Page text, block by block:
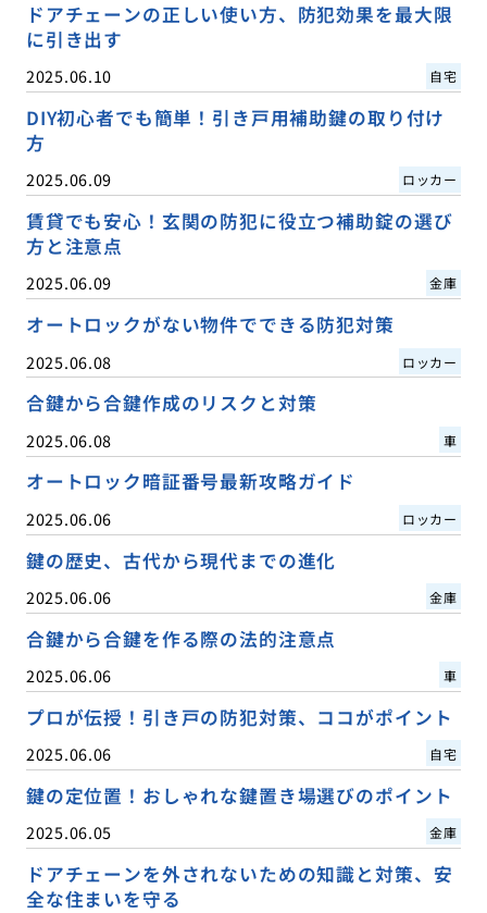
ドアチェーンの正しい使い方、防犯効果を最大限
に引き出す
2025.06.10 自宅
DIY初心者でも簡単！引き戸用補助鍵の取り付け
方
2025.06.09 ロッカー
賃貸でも安心！玄関の防犯に役立つ補助錠の選び
方と注意点
2025.06.09 金庫
オートロックがない物件でできる防犯対策
2025.06.08 ロッカー
合鍵から合鍵作成のリスクと対策
2025.06.08 車
オートロック暗証番号最新攻略ガイド
2025.06.06 ロッカー
鍵の歴史、古代から現代までの進化
2025.06.06 金庫
合鍵から合鍵を作る際の法的注意点
2025.06.06 車
プロが伝授！引き戸の防犯対策、ココがポイント
2025.06.06 自宅
鍵の定位置！おしゃれな鍵置き場選びのポイント
2025.06.05 金庫
ドアチェーンを外されないための知識と対策、安
全な住まいを守る